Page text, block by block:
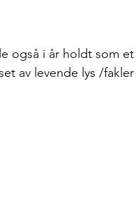
også i år holdt som
av levende lys /